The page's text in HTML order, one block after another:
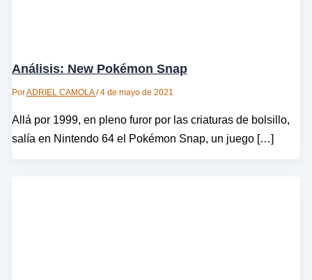
Análisis: New Pokémon Snap
PorADRIEL CAMOLA/4 de mayo de 2021
Allá por 1999, en pleno furor por las criaturas de bolsillo,
salía en Nintendo 64 el Pokémon Snap, un juego […]